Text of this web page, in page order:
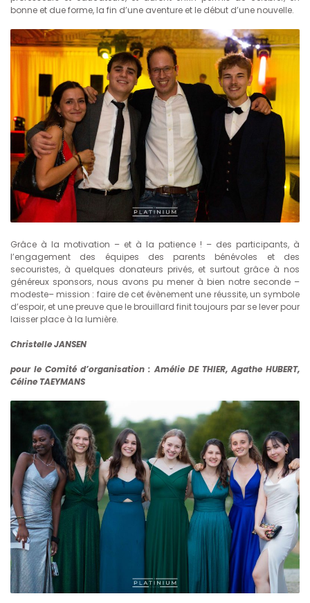
bonne et due forme, la fin d’une aventure et le début d’une nouvelle.
Grâce à la motivation – et à la patience ! – des participants, à
l’engagement des équipes des parents bénévoles et des
secouristes, à quelques donateurs privés, et surtout grâce à nos
généreux sponsors, nous avons pu mener à bien notre seconde –
modeste– mission : faire de cet évènement une réussite, un symbole
d’espoir, et une preuve que le brouillard finit toujours par se lever pour
laisser place à la lumière.
Christelle JANSEN
pour le Comité d’organisation : Amélie DE THIER, Agathe HUBERT,
Céline TAEYMANS